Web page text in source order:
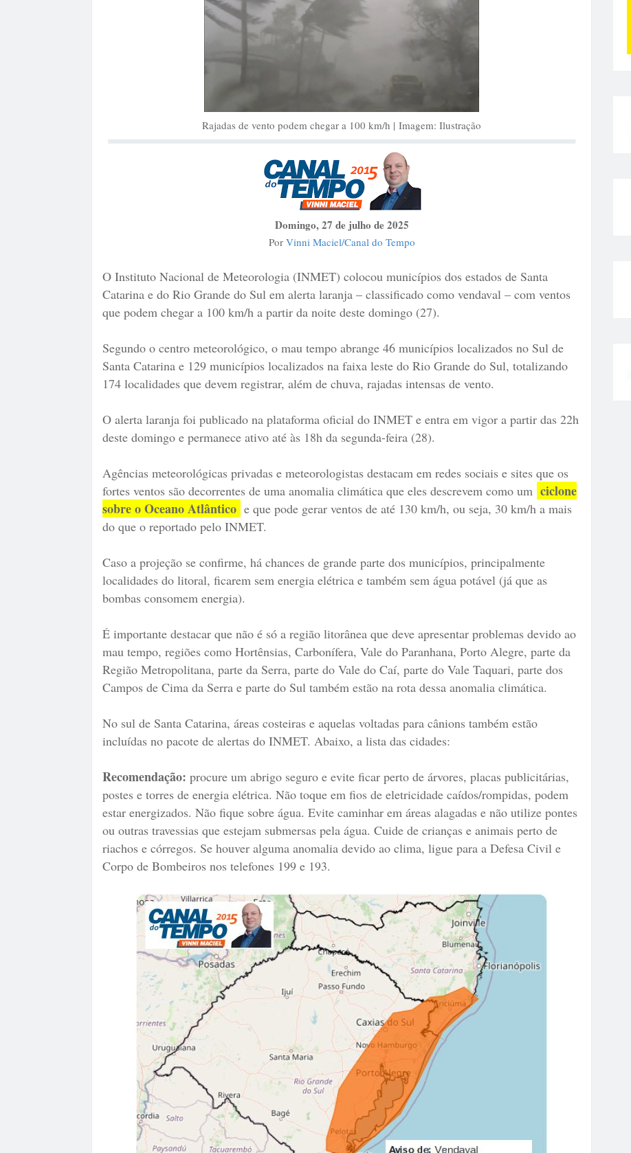
Rajadas de vento podem chegar a 100 km/h | Imagem: Ilustração
Domingo, 27 de julho de 2025
Por Vinni Maciel/Canal do Tempo
O Instituto Nacional de Meteorologia (INMET) colocou municípios dos estados de Santa
Catarina e do Rio Grande do Sul em alerta laranja – classificado como vendaval – com ventos
que podem chegar a 100 km/h a partir da noite deste domingo (27).
Segundo o centro meteorológico, o mau tempo abrange 46 municípios localizados no Sul de
Santa Catarina e 129 municípios localizados na faixa leste do Rio Grande do Sul, totalizando
174 localidades que devem registrar, além de chuva, rajadas intensas de vento.
O alerta laranja foi publicado na plataforma oficial do INMET e entra em vigor a partir das 22h
deste domingo e permanece ativo até às 18h da segunda-feira (28).
Agências meteorológicas privadas e meteorologistas destacam em redes sociais e sites que os
fortes ventos são decorrentes de uma anomalia climática que eles descrevem como um ciclone
sobre o Oceano Atlântico e que pode gerar ventos de até 130 km/h, ou seja, 30 km/h a mais
do que o reportado pelo INMET.
Caso a projeção se confirme, há chances de grande parte dos municípios, principalmente
localidades do litoral, ficarem sem energia elétrica e também sem água potável (já que as
bombas consomem energia).
É importante destacar que não é só a região litorânea que deve apresentar problemas devido ao
mau tempo, regiões como Hortênsias, Carbonífera, Vale do Paranhana, Porto Alegre, parte da
Região Metropolitana, parte da Serra, parte do Vale do Caí, parte do Vale Taquari, parte dos
Campos de Cima da Serra e parte do Sul também estão na rota dessa anomalia climática.
No sul de Santa Catarina, áreas costeiras e aquelas voltadas para cânions também estão
incluídas no pacote de alertas do INMET. Abaixo, a lista das cidades:
Recomendação: procure um abrigo seguro e evite ficar perto de árvores, placas publicitárias,
postes e torres de energia elétrica. Não toque em fios de eletricidade caídos/rompidas, podem
estar energizados. Não fique sobre água. Evite caminhar em áreas alagadas e não utilize pontes
ou outras travessias que estejam submersas pela água. Cuide de crianças e animais perto de
riachos e córregos. Se houver alguma anomalia devido ao clima, ligue para a Defesa Civil e
Corpo de Bombeiros nos telefones 199 e 193.